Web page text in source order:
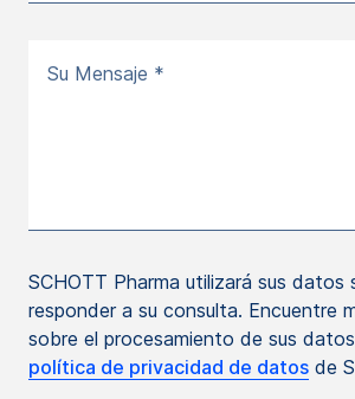
Su Mensaje *
SCHOTT Pharma utilizará sus datos
responder a su consulta. Encuentre
sobre el procesamiento de sus
política de privacidad de datos de